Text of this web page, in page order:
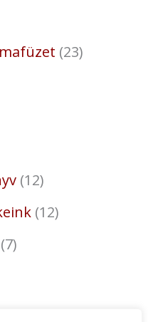
23
12
12
7